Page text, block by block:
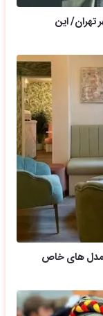
تهران/ این
مدل های خاص